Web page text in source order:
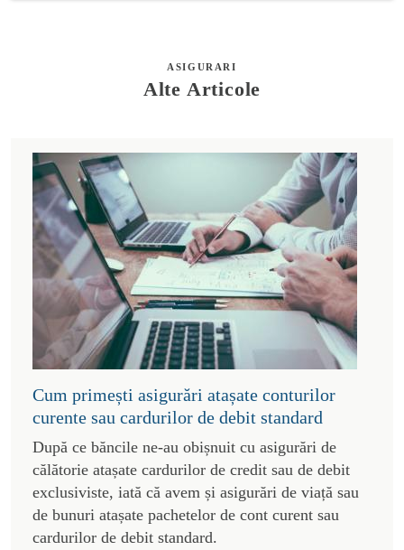
ASIGURARI
Alte Articole
Cum primești asigurări atașate conturilor
curente sau cardurilor de debit standard
După ce băncile ne-au obișnuit cu asigurări de
călătorie atașate cardurilor de credit sau de debit
exclusiviste, iată că avem și asigurări de viață sau
de bunuri atașate pachetelor de cont curent sau
cardurilor de debit standard.